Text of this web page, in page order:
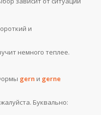
и
немного теплее.
gern и gerne
Буквально: